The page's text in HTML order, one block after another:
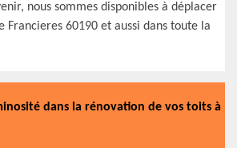
nous sommes disponibles à déplacer
Francieres 60190 et aussi dans toute la
dans la rénovation de vos toits à